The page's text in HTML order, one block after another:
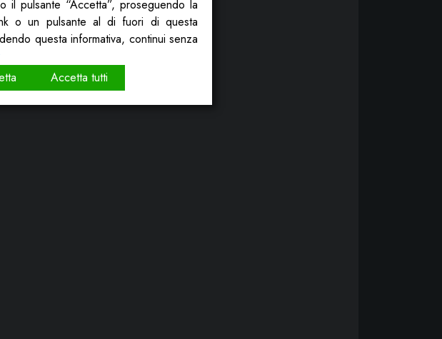
il pulsante “Accetta”, proseguendo la
o un pulsante al di fuori di questa
questa informativa, continui senza
Accetta tutti